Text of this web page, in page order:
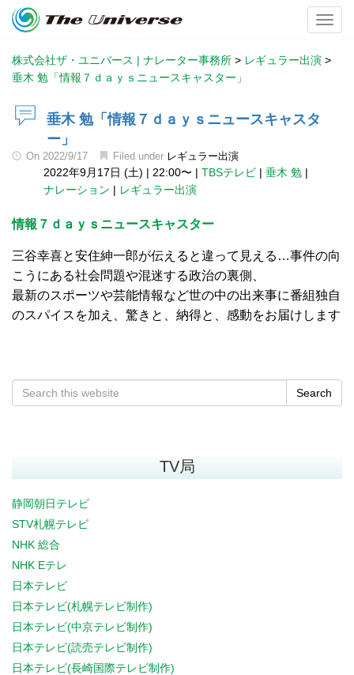
株式会社ザ・ユニバース | ナレーター事務所 > レギュラー出演 >
垂木 勉「情報７ｄａｙｓニュースキャスター」
垂木 勉「情報７ｄａｙｓニュースキャスタ
ー」
On 2022/9/17 Filed under レギュラー出演
2022年9月17日 (土) | 22:00〜 | TBSテレビ | 垂木 勉 |
ナレーション | レギュラー出演
情報７ｄａｙｓニュースキャスター
三谷幸喜と安住紳一郎が伝えると違って見える…事件の向
こうにある社会問題や混迷する政治の裏側、
最新のスポーツや芸能情報など世の中の出来事に番組独自
のスパイスを加え、驚きと、納得と、感動をお届けします
Search
TV局
静岡朝日テレビ
STV札幌テレビ
NHK 総合
NHK Eテレ
日本テレビ
日本テレビ(札幌テレビ制作)
日本テレビ(中京テレビ制作)
日本テレビ(読売テレビ制作)
日本テレビ(長崎国際テレビ制作)